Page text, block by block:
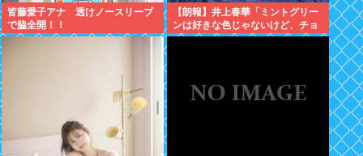
皆藤愛子アナ 透けノースリーブ
で脇全開！！
【朗報】井上春華「ミントグリー
ンは好きな色じゃないけど、チョ
コミントは好きなのでまぁいいか